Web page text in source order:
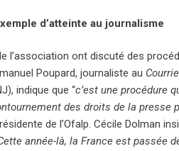
d’atteinte au journalisme
l’association ont discuté des
Poupard, journaliste au
indique que “c’est une procédure
des droits de la presse
de l’Ofalp. Cécile Dolman
année-là, la France est